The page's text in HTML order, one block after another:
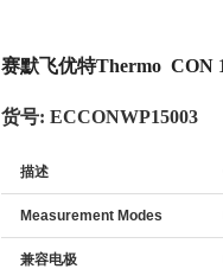
赛默飞优特Thermo CON
货号: ECCONWP15003
描述
Measurement Modes
兼容电极